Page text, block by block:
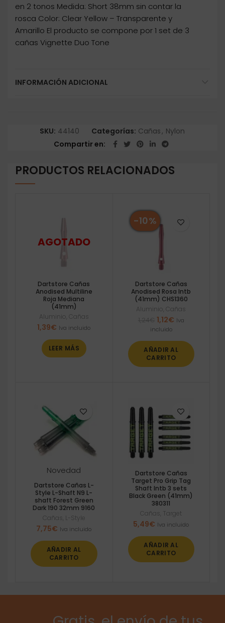
en 2 tonos Medida: Short 38mm sin contar la
rosca Color: Clear Yellow – Transparente y
Amarillo El producto se compone por 1 set de 3
cañas Vignette Duo Tone
INFORMACIÓN ADICIONAL
SKU: 44140 Categorías: Cañas , Nylon
Compartir en
PRODUCTOS RELACIONADOS
Dartstore Cañas
Anodised Multiline
Roja Mediana
(41mm)
Aluminio Cañas
1,39€ Iva incluido
LEER MÁS
-10%
Dartstore Cañas
Anodised Rosa Intb
(41mm) CHS1360
Aluminio ,Cañas
El
precio
era:
1,24€.
1,12€El
es:
1,12€.
Iva
incluido
AÑADIR AL
CARRITO
Novedad
Dartstore Cañas L-
Style L-Shaft N9 L-
shaft Forest Green
Dark 190 32mm 9160
Cañas L-Style
7,75€ Iva incluido
AÑADIR AL
CARRITO
Dartstore Cañas
Target Pro Grip Tag
Shaft Intb 3 sets
Black Green (41mm)
380311
Cañas Target
5,49€ Iva incluido
AÑADIR AL
CARRITO